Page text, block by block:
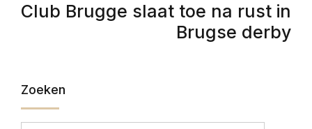
Club Brugge slaat toe na rust in
Brugse derby
Zoeken